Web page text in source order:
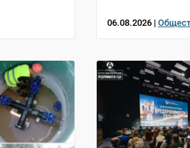
06.08.2026 |